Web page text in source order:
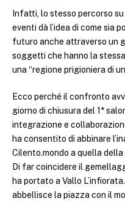
Infatti, lo stesso percorso
eventi dà l’idea di come sia
futuro anche attraverso un
soggetti che hanno la
una “regione prigioniera di
Ecco perché il confronto
giorno di chiusura del 1*
integrazione e
ha consentito di abbinare
Cilento.mondo a quella
Di far coincidere il
ha portato a Vallo
abbellisce la piazza con il